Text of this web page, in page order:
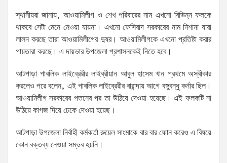
স্থানীয়রা জানায়, আওয়ামিলীগ ও শেখ পরিবারের নাম এখনো বিভিন্ন ফলকে
থাকবে সেটা মেনে নেওয়া যায়না। এখনো ফেসিবাদ সরকারের নাম নিশানা যারা
লালন করছে তারা আওয়ামিলীগের দুষর। আওয়ামিলীগকে এখনো প্রতিষ্টা করার
পায়তারা করছে। এ দায়ভার উপজেলা প্রশাসনকেই নিতে হবে।
আটপাড়া পাবলিক লাইব্রেরীর লাইব্রীয়ান আবুল হাসেম খান প্রথমে অস্বীকার
করলেও পরে বলেন, এই পাবলিক লাইব্রেরীর বারান্দায় আগে বঙ্গুবন্ধু কর্নার ছিল।
আওয়ামিলীগ সরকারের পতনের পর তা উঠিয়ে দেওয়া হয়েছে। এই ফলকটি না
উঠিয়ে কাগজ দিয়ে ঢেকে দেওয়া হয়েছ।
আটপাড়া উপজেলা নির্বাহী কর্মকর্তা রুয়েল সাংমাকে বার বার ফোন করেও এ বিষয়ে
কোন বক্তব্য নেওয়া সম্ভব হয়নি।